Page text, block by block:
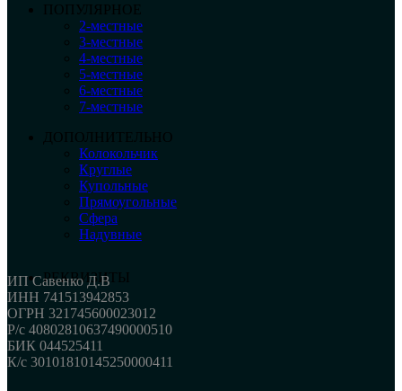
ПОПУЛЯРНОЕ
2-местные
3-местные
4-местные
5-местные
6-местные
7-местные
ДОПОЛНИТЕЛЬНО
Колокольчик
Круглые
Купольные
Прямоугольные
Сфера
Надувные
РЕКВИЗИТЫ
ИП Савенко Д.В
ИНН 741513942853
ОГРН 321745600023012
Р/с 40802810637490000510
БИК 044525411
К/с 30101810145250000411